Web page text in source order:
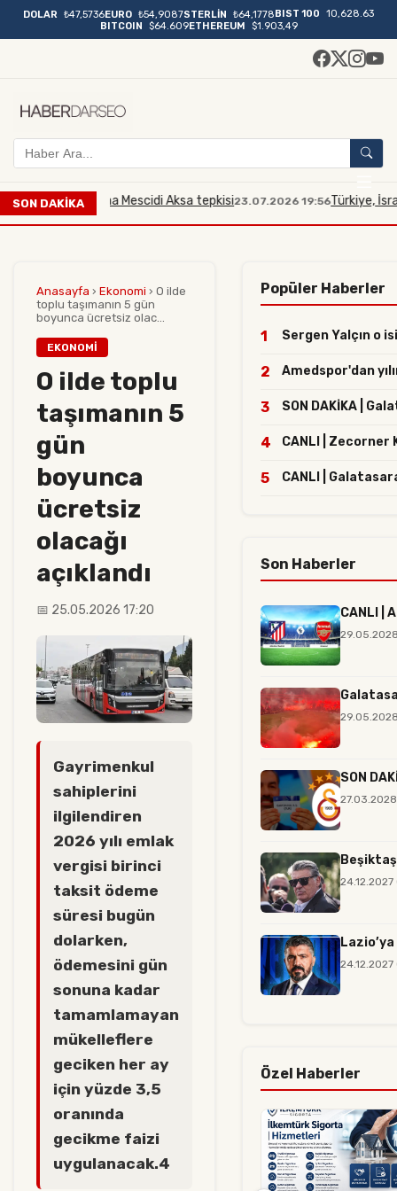
DOLAR ₺47,5736EURO ₺54,9087STERLİN ₺64,1778BIST 100
10,628.63
BITCOIN
$64.609ETHEREUM $1.903,49
SON DAKİKA
bakana Mescidi Aksa tepkisi23.07.2026 19:56Türkiye, İsrailli
Anasayfa › Ekonomi › O ilde
toplu taşımanın 5 gün
boyunca ücretsiz olac...
EKONOMI
O ilde toplu
taşımanın 5
gün
boyunca
ücretsiz
olacağı
açıklandı
📅 25.05.2026 17:20
Gayrimenkul
sahiplerini
ilgilendiren
2026 yılı emlak
vergisi birinci
taksit ödeme
süresi bugün
dolarken,
ödemesini gün
sonuna kadar
tamamlamayan
mükelleflere
geciken her ay
için yüzde 3,5
oranında
gecikme faizi
uygulanacak.4
Popüler Haberler
1 Sergen Yalçın o
2 Amedspor'dan
3 SON DAKİKA |
4 CANLI | Zecorner
5 CANLI |
Son Haberler
CANLI |
SON
Özel Haberler